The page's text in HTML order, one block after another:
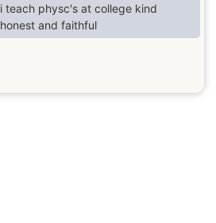
i teach physc's at college kind
honest and faithful